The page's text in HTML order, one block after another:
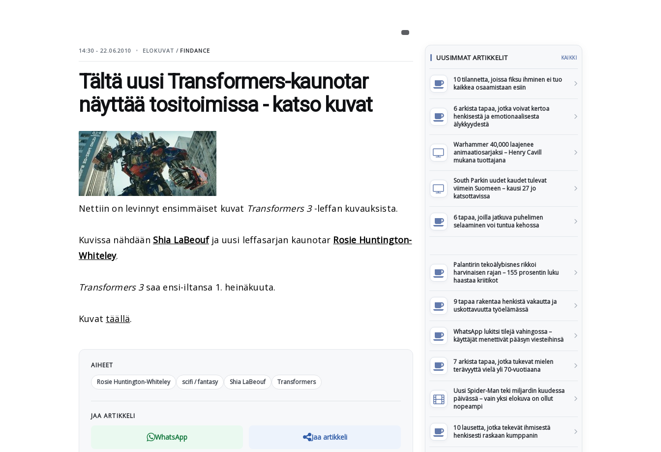
14:30 - 22.06.2010 ELOKUVAT / FINDANCE
Tältä uusi Transformers-kaunotar
näyttää tositoimissa - katso kuvat
Nettiin on levinnyt ensimmäiset kuvat Transformers 3-leffan kuvauksista.
Kuvissa nähdään Shia LaBeoufja uusi leffasarjan kaunotar Rosie Huntington-
Whiteley.
Transformers 3saa ensi-iltansa 1. heinäkuuta.
Kuvat täällä.
AIHEET
Rosie Huntington-Whiteley
scifi / fantasy Shia LaBeouf Transformers
JAA ARTIKKELI
WhatsApp Jaa artikkeli
UUSIMMAT ARTIKKELIT KAIKKI
10 tilannetta, joissa fiksu ihminen ei tuo
kaikkea osaamistaan esiin
6 arkista tapaa, jotka voivat kertoa
henkisestä ja emotionaalisesta
älykkyydestä
Warhammer 40,000 laajenee
animaatiosarjaksi – Henry Cavill
mukana tuottajana
South Parkin uudet kaudet tulevat
viimein Suomeen – kausi 27 jo
katsottavissa
6 tapaa, joilla jatkuva puhelimen
selaaminen voi tuntua kehossa
Palantirin tekoälybisnes rikkoi
harvinaisen rajan – 155 prosentin luku
haastaa kriitikot
9 tapaa rakentaa henkistä vakautta ja
uskottavuutta työelämässä
WhatsApp lukitsi tilejä vahingossa –
käyttäjät menettivät pääsyn viesteihinsä
7 arkista tapaa, jotka tukevat mielen
terävyyttä vielä yli 70-vuotiaana
Uusi Spider-Man teki miljardin kuudessa
päivässä – vain yksi elokuva on ollut
nopeampi
10 lausetta, jotka tekevät ihmisestä
henkisesti raskaan kumppanin